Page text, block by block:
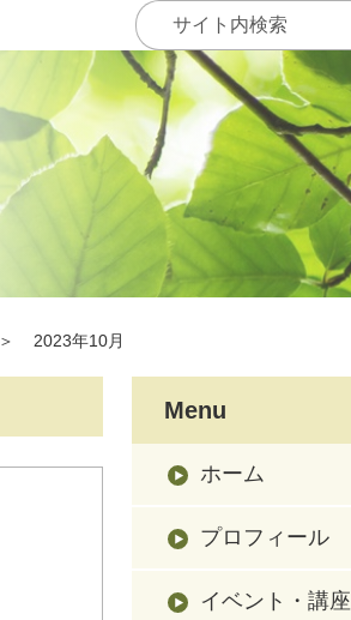
＞ 2023年10月
Menu
ホーム
プロフィール
イベント・講座